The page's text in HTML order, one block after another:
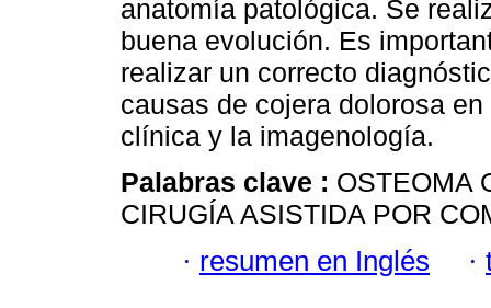
anatomía patológica. Se
buena evolución. Es
realizar un correcto
causas de cojera dolorosa
clínica y la imagenología.
Palabras clave : OSTEOMA
CIRUGÍA ASISTIDA POR
· resumen en Inglés ·